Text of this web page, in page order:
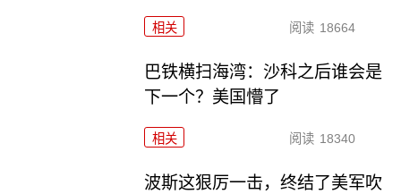
相关 阅读 18664
巴铁横扫海湾：沙科之后谁会是
下一个？美国懵了
相关 阅读 18340
波斯这狠厉一击，终结了美军吹